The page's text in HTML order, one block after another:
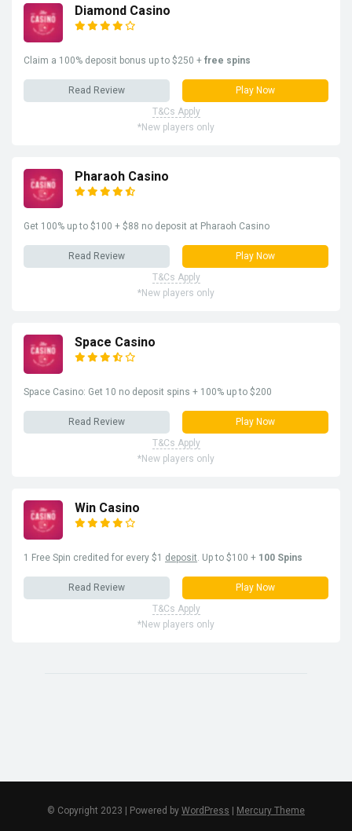
Diamond Casino
Claim a 100% deposit bonus up to $250 + free spins
Read Review
Play Now
T&Cs Apply
*New players only
Pharaoh Casino
Get 100% up to $100 + $88 no deposit at Pharaoh Casino
Read Review
Play Now
T&Cs Apply
*New players only
Space Casino
Space Casino: Get 10 no deposit spins + 100% up to $200
Read Review
Play Now
T&Cs Apply
*New players only
Win Casino
1 Free Spin credited for every $1 deposit. Up to $100 + 100 Spins
Read Review
Play Now
T&Cs Apply
*New players only
© Copyright 2023 | Powered by WordPress Mercury Theme